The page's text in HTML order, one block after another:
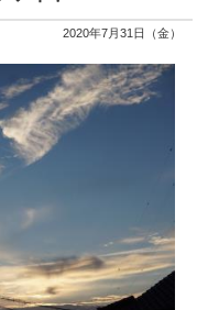
2020年7月31日（金）